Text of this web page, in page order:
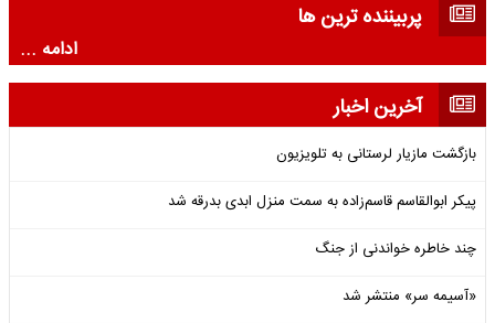
پربیننده ترین ها
ادامه ...
آخرین اخبار
بازگشت مازیار لرستانی به تلویزیون
پیکر ابوالقاسم قاسم‌زاده به سمت منزل ابدی بدرقه شد
چند خاطره خواندنی از جنگ
«آسیمه سر» منتشر شد